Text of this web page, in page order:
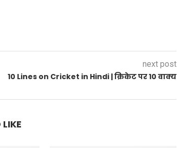
next post
10 Lines on Cricket in Hindi | क्रिकेट पर 10 वाक्य